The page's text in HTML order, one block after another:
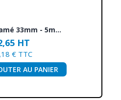
33mm - 5m...
HT
€ TTC
AU PANIER